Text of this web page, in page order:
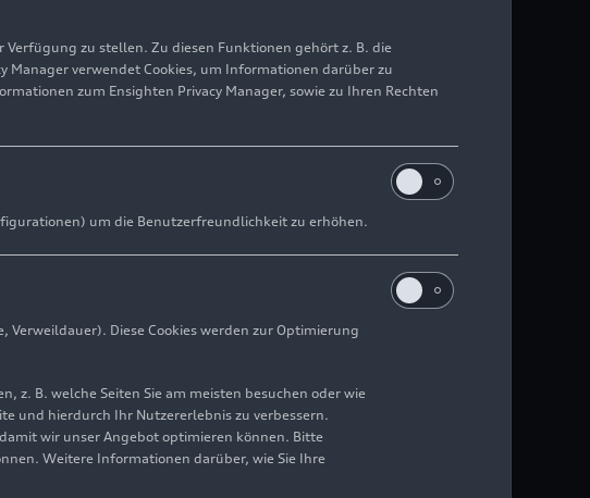
zu stellen. Zu diesen Funktionen gehört z. B. die
Manager verwendet Cookies, um Informationen darüber zu
zum Ensighten Privacy Manager, sowie zu Ihren Rechten
um die Benutzerfreundlichkeit zu erhöhen.
Diese Cookies werden zur Optimierung
z. B. welche Seiten Sie am meisten besuchen oder wie
und hierdurch Ihr Nutzererlebnis zu verbessern.
wir unser Angebot optimieren können. Bitte
Weitere Informationen darüber, wie Sie Ihre